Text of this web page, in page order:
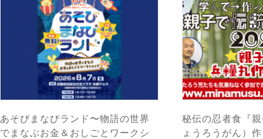
あそびまなびランド〜物語の世界
でまなぶお金＆おしごとワークシ
秘伝の忍者食『
ょうろうがん）